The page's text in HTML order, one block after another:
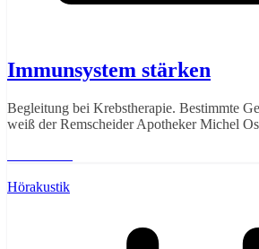
Immunsystem stärken
Begleitung bei Krebstherapie. Bestimmte
weiß der Remscheider Apotheker Michel
Hörakustik